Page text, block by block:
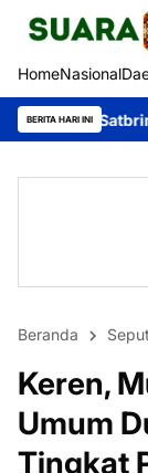
HomeNasional
BERITA HARI INIPolda
Beranda
Keren,
Umum
Tingkat